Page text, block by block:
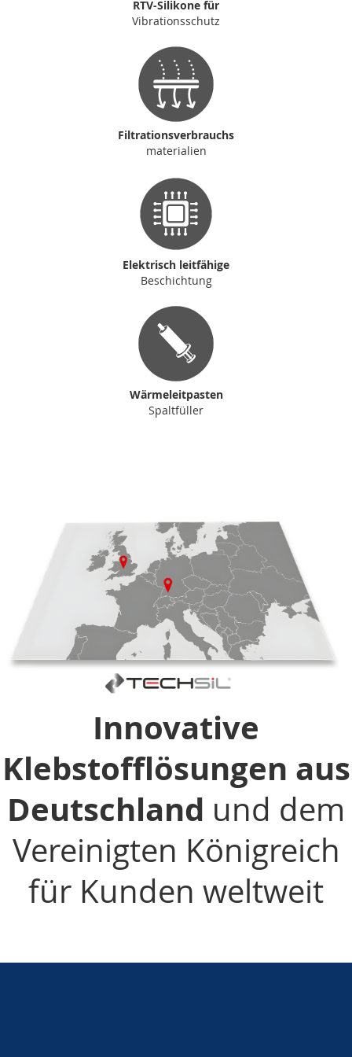
RTV-Silikone für
Vibrationsschutz
Filtrationsverbrauchs
materialien
Elektrisch leitfähige
Beschichtung
Wärmeleitpasten
Spaltfüller
Innovative
Klebstofflösungen aus
Deutschland und dem
Vereinigten Königreich
für Kunden weltweit